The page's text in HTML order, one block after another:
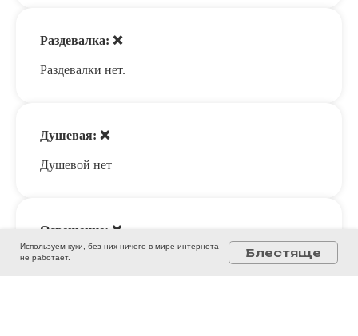
Раздевалка: ❌
Раздевалки нет.
Душевая: ❌
Душевой нет
Освещение: ❌
Естественное уличное освещение
Используем куки, без них ничего в мире интернета
не работает.
Блестяще